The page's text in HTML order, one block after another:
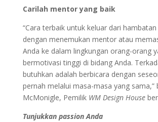
Carilah mentor yang baik
“Cara terbaik untuk keluar dari
dengan menemukan mentor atau
Anda ke dalam lingkungan orang-orang
bermotivasi tinggi di bidang Anda.
butuhkan adalah berbicara dengan
pernah melalui masa-masa yang sama,”
McMonigle, Pemilik WM Design House
Tunjukkan passion Anda